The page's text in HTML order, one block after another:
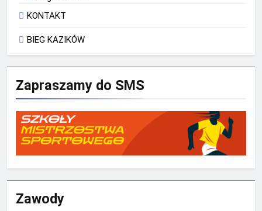
KONTAKT
BIEG KAZIKÓW
Zapraszamy do SMS
Zawody